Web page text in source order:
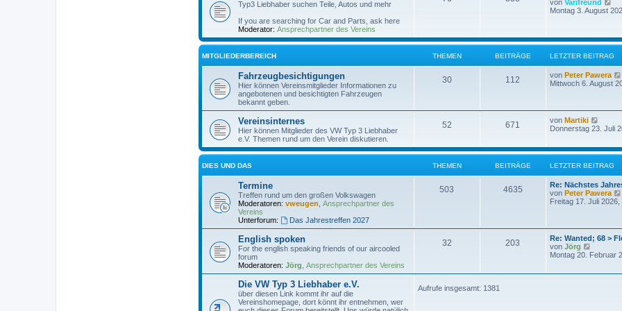
t
r
Typ3 Liebhaber suchen Teile, Autos und mehr
If you are searching for Car and Parts, ask here
Moderator: Ansprechpartner des Vereins
von Varifreund
e
t
r
B
e
i
a
Montag 3. August
MITGLIEDERBEREICH THEMEN BEITRÄGE LETZTER BEITRAG
Fahrzeugbesichtigungen
Hier können Vereinsmitglieder Informationen zu
angebotenen und besichtigten Fahrzeugen
bekannt geben.
30 112 von Peter Pawera
Mittwoch 6. August
Vereinsinternes
Hier können Mitglieder des VW Typ 3 Liebhaber
e.V. Themen rund um den Verein diskutieren.
52 671 von Martiki
e
s
e
r
B
e
i
a
g
Donnerstag 23. Juli
DIES UND DAS THEMEN BEITRÄGE LETZTER BEITRAG
Termine
Treffen rund um den großen Volkswagen
Moderatoren: vweugen Ansprechpartner des
Vereins
Unterforum:
Das Jahrestreffen 2027
503 4635
Re: Nächstes
von Peter Pawera
Freitag 17. Juli 2026,
English spoken
For the english speaking friends of our aircooled
forum
Moderatoren: Jörg Ansprechpartner des Vereins
32 203
Re: Wanted; 68 >
von Jörg
e
Montag 20. Februar
Die VW Typ 3 Liebhaber e.V.
über diesen Link kommt ihr auf die
Vereinshomepage, dort könnt ihr entnehmen, wer
Aufrufe insgesamt: 1381